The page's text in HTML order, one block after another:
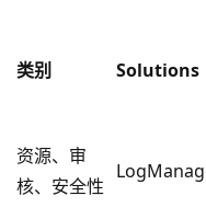
类别 Solutions
资源、审
核、安全性